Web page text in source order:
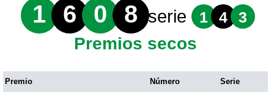
1 6 0 8 serie 1 4 3
Premios secos
Premio Número Serie